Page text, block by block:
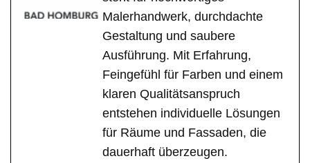
Malerhandwerk, durchdachte
Gestaltung und saubere
Ausführung. Mit Erfahrung,
Feingefühl für Farben und einem
klaren Qualitätsanspruch
entstehen individuelle Lösungen
für Räume und Fassaden, die
dauerhaft überzeugen.